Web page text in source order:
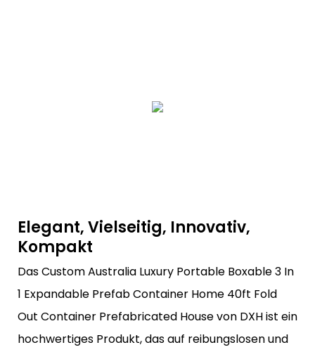
Elegant, Vielseitig, Innovativ,
Kompakt
Das Custom Australia Luxury Portable Boxable 3 In
1 Expandable Prefab Container Home 40ft Fold
Out Container Prefabricated House von DXH ist ein
hochwertiges Produkt, das auf reibungslosen und